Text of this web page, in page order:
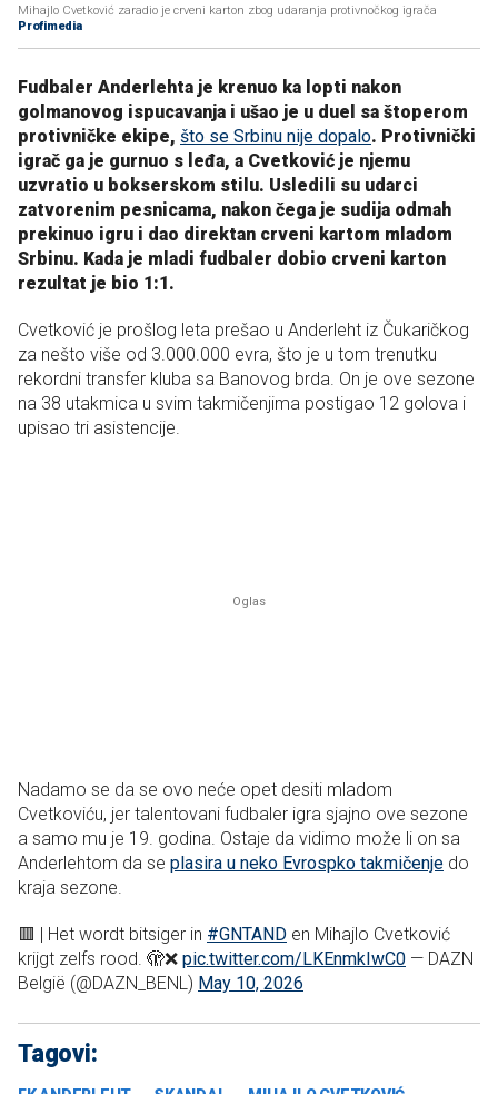
Mihajlo Cvetković zaradio je crveni karton zbog udaranja protivnočkog igrača
Profimedia
Fudbaler Anderlehta je krenuo ka lopti nakon
golmanovog ispucavanja i ušao je u duel sa štoperom
protivničke ekipe, što se Srbinu nije dopalo. Protivnički
igrač ga je gurnuo s leđa, a Cvetković je njemu
uzvratio u bokserskom stilu. Usledili su udarci
zatvorenim pesnicama, nakon čega je sudija odmah
prekinuo igru i dao direktan crveni kartom mladom
Srbinu. Kada je mladi fudbaler dobio crveni karton
rezultat je bio 1:1.
Cvetković je prošlog leta prešao u Anderleht iz Čukaričkog
za nešto više od 3.000.000 evra, što je u tom trenutku
rekordni transfer kluba sa Banovog brda. On je ove sezone
na 38 utakmica u svim takmičenjima postigao 12 golova i
upisao tri asistencije.
Nadamo se da se ovo neće opet desiti mladom
Cvetkoviću, jer talentovani fudbaler igra sjajno ove sezone
a samo mu je 19. godina. Ostaje da vidimo može li on sa
Anderlehtom da se plasira u neko Evrospko takmičenje do
kraja sezone.
🟥 | Het wordt bitsiger in #GNTAND en Mihajlo Cvetković
krijgt zelfs rood. 🫣❌ pic.twitter.com/LKEnmkIwC0 — DAZN
België (@DAZN_BENL) May 10, 2026
Tagovi: